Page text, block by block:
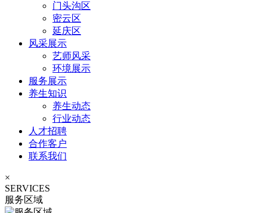
门头沟区
密云区
延庆区
风采展示
艺师风采
环境展示
服务展示
养生知识
养生动态
行业动态
人才招聘
合作客户
联系我们
×
SERVICES
服务区域